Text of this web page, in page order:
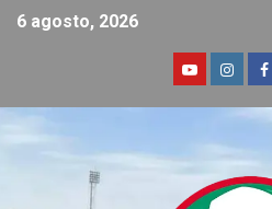
6 agosto, 2026